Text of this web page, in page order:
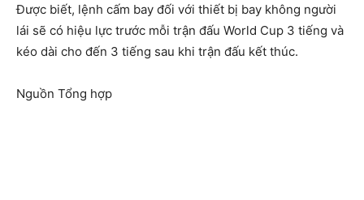
Được biết, lệnh cấm bay đối với thiết bị bay không người
lái sẽ có hiệu lực trước mỗi trận đấu World Cup 3 tiếng và
kéo dài cho đến 3 tiếng sau khi trận đấu kết thúc.
Nguồn Tổng hợp